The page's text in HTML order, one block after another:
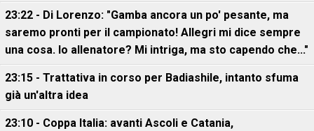
23:22 - Di Lorenzo: "Gamba ancora un po' pesante, ma
saremo pronti per il campionato! Allegri mi dice sempre
una cosa. Io allenatore? Mi intriga, ma sto capendo che..."
23:15 - Trattativa in corso per Badiashile, intanto sfuma
già un'altra idea
23:10 - Coppa Italia: avanti Ascoli e Catania,